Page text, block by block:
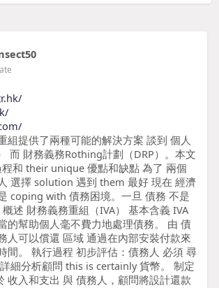
組提供了兩種可能的解決方案 談到 個人
而 財務義務Rothing計劃（DRP）。本文
和 their unique 優點和缺點 為了 兩個
選擇 solution 遇到 them 最好 現在 經濟
coping with 債務困境。一旦 債務 不是
述 財務義務重組（IVA） 基本含義 IVA
的幫助個人毫不費力地處理債務。 由 債
人可以償還 區域 通過在內部安裝付款來
間。 執行過程 初步評估：債務人 必須 尋
細分析顧問 this is certainly 貨幣。 制定
收入和支出 與 債務人，顧問將設計還款